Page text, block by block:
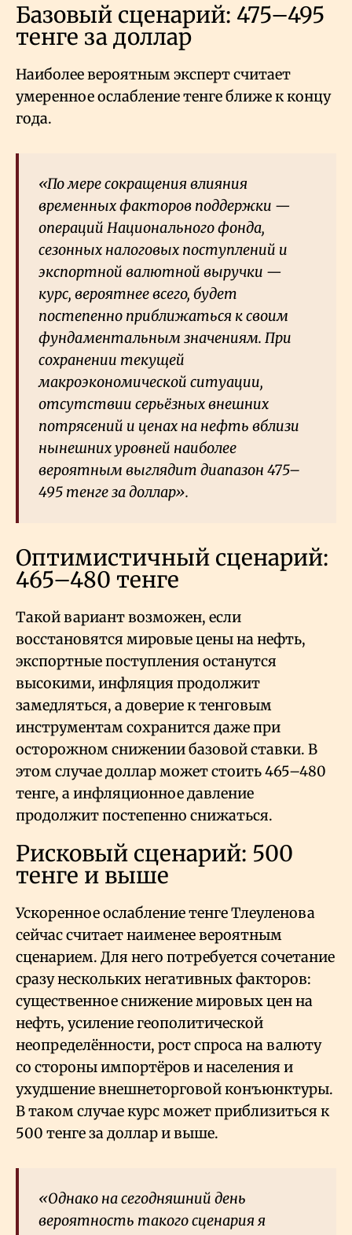
Базовый сценарий: 475–495
тенге за доллар
Наиболее вероятным эксперт считает
умеренное ослабление тенге ближе к концу
года.
«По мере сокращения влияния
временных факторов поддержки —
операций Национального фонда,
сезонных налоговых поступлений и
экспортной валютной выручки —
курс, вероятнее всего, будет
постепенно приближаться к своим
фундаментальным значениям. При
сохранении текущей
макроэкономической ситуации,
отсутствии серьёзных внешних
потрясений и ценах на нефть вблизи
нынешних уровней наиболее
вероятным выглядит диапазон 475–
495 тенге за доллар».
Оптимистичный сценарий:
465–480 тенге
Такой вариант возможен, если
восстановятся мировые цены на нефть,
экспортные поступления останутся
высокими, инфляция продолжит
замедляться, а доверие к тенговым
инструментам сохранится даже при
осторожном снижении базовой ставки. В
этом случае доллар может стоить 465–480
тенге, а инфляционное давление
продолжит постепенно снижаться.
Рисковый сценарий: 500
тенге и выше
Ускоренное ослабление тенге Тлеуленова
сейчас считает наименее вероятным
сценарием. Для него потребуется сочетание
сразу нескольких негативных факторов:
существенное снижение мировых цен на
нефть, усиление геополитической
неопределённости, рост спроса на валюту
со стороны импортёров и населения и
ухудшение внешнеторговой конъюнктуры.
В таком случае курс может приблизиться к
500 тенге за доллар и выше.
«Однако на сегодняшний день
вероятность такого сценария я